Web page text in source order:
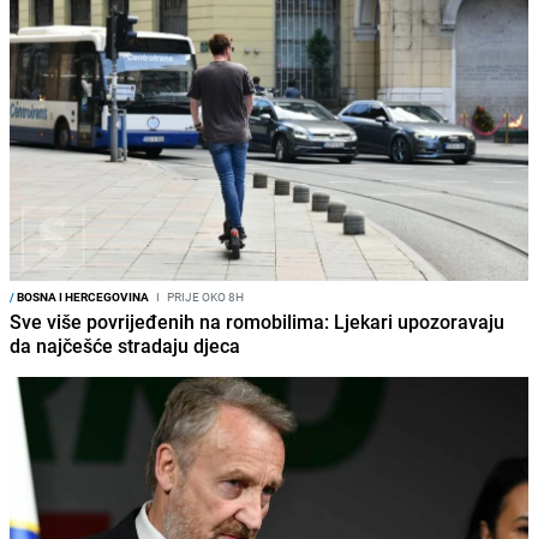
/BOSNA I HERCEGOVINA I PRIJE OKO 8H
Sve više povrijeđenih na romobilima: Ljekari upozoravaju
da najčešće stradaju djeca